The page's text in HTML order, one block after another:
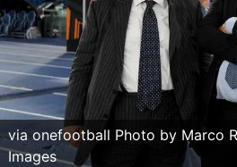
Champions League
Europa League
Altri Sport
Formula 1
via onefootball Photo by Marco
Images